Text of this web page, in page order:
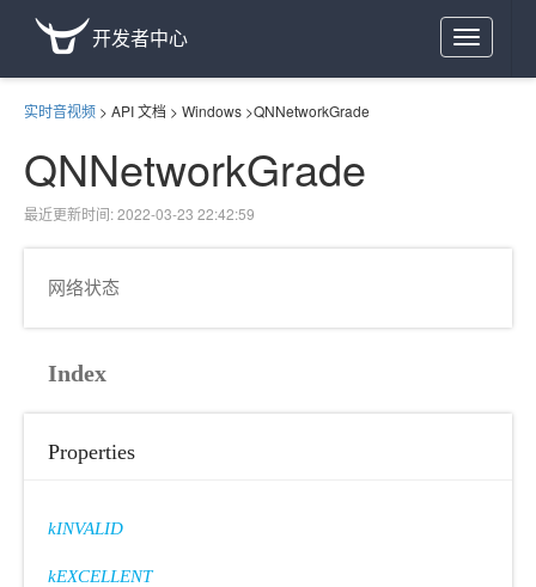
Toggle
navigation
开发者中心
实时音视频 > API 文档 > Windows >QNNetworkGrade
QNNetworkGrade
最近更新时间: 2022-03-23 22:42:59
网络状态
Index
Properties
kINVALID
kEXCELLENT